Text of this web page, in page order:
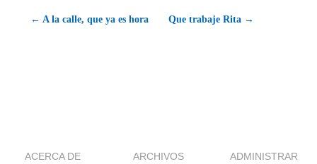
← A la calle, que ya es hora Que trabaje Rita →
ACERCA DE ARCHIVOS ADMINISTRAR